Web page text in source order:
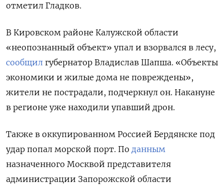
отметил Гладков.
В Кировском районе Калужской области
«неопознанный объект» упал и взорвался в лесу,
сообщил губернатор Владислав Шапша. «Объекты
экономики и жилые дома не повреждены»,
жители не пострадали, подчеркнул он. Накануне
в регионе уже находили упавший дрон.
Также в оккупированном Россией Бердянске под
удар попал морской порт. По данным
назначенного Москвой представителя
администрации Запорожской области